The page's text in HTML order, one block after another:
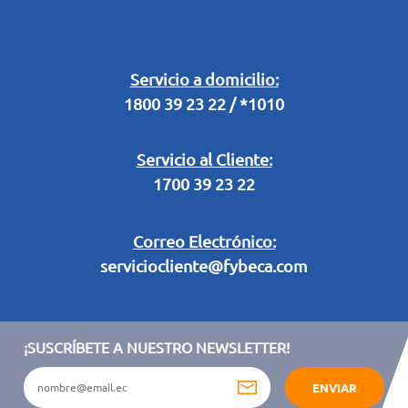
Servicio a domicilio:
1800 39 23 22 / *1010
Servicio al Cliente:
1700 39 23 22
Correo Electrónico:
serviciocliente@fybeca.com
Legal Campaña Produbanco
Términos y condiciones sorteo partido de fútbol "Tu ídolo"
¡SUSCRÍBETE A NUESTRO NEWSLETTER!
ENVIAR